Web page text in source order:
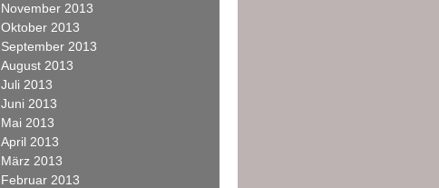
November 2013
Oktober 2013
September 2013
August 2013
Juli 2013
Juni 2013
Mai 2013
April 2013
März 2013
Februar 2013